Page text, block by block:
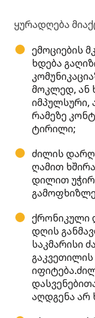
ყურადღება
ემოციების
ხდება
მოკლედ, ან
იმპულსური,
რამეზე
ტირილი;
ძილის
ღამით
დილით
ქრონიკული
დღის
საკმარისი
გაკვეთილის
აღდგენა არ